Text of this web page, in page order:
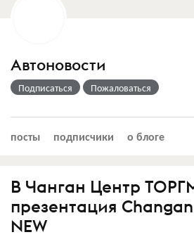
Автоновости
Подписаться Пожаловаться
посты подписчики о блоге
В Чанган Центр
презентация Changan
NEW